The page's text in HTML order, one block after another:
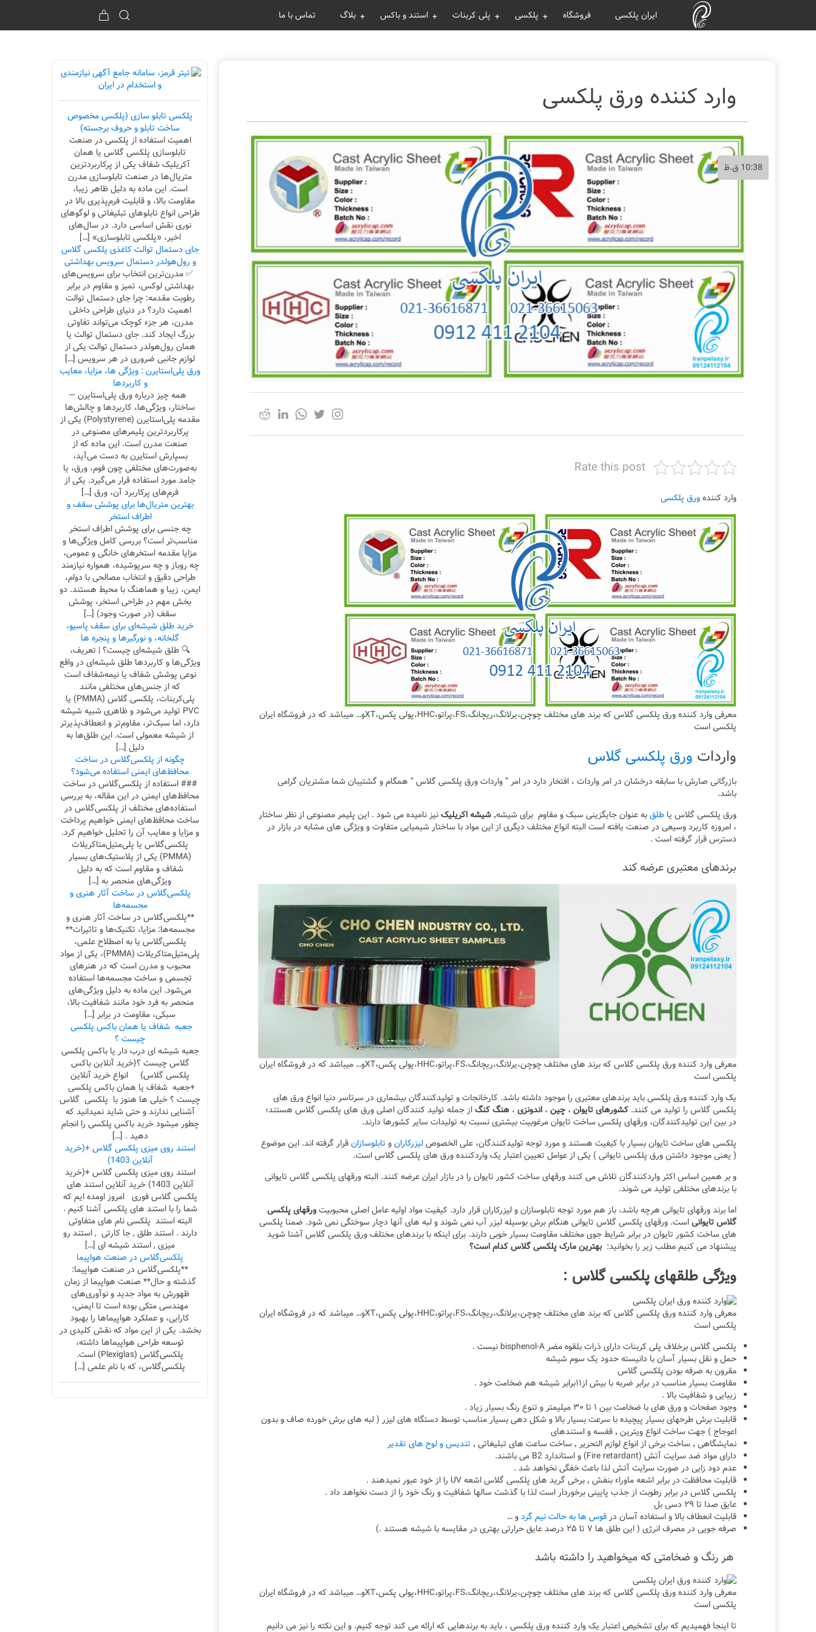
ایران پلکسی فروشگاه پلکسی پلی کربنات استند و باکس بلاگ تماس با ما
وارد کننده ورق پلکسی
10:38 ق.ظ
Rate this post
وارد کنندهورق پلکسی
معرفی وارد کننده ورق پلکسی گلاس که برند های مختلف چوچن،یرلانگ،ریچانگ،FS،پراتو،HHC،پولی پکس،XTو… میباشد که در فروشگاه ایران
پلکسی است
واردات ورق پلکسی گلاس
بازرگانی صارش با سابقه درخشان در امر واردات ، افتخار دارد در امر ” واردات ورق پلکسی گلاس ” همگام و گشتیبان شما مشتریان گرامی
باشد.
ورق پلکسی گلاس یا طلقبه عنوان جایگزینی سبک و مقاوم برای شیشه٬ شیشه اکریلیکنیز نامیده می شود . این پلیمر مصنوعی از نظر ساختار
، امروزه کاربرد وسیعی در صنعت یافته است البته انواع مختلف دیگری از این مواد با ساختار شیمیایی متفاوت و ویژگی های مشابه در بازار در
دسترس قرار گرفته است .
برندهای معتبری عرضه کند
معرفی وارد کننده ورق پلکسی گلاس که برند های مختلف چوچن،یرلانگ،ریچانگ،FS،پراتو،HHC،پولی پکس،XTو… میباشد که در فروشگاه ایران
پلکسی است
یک وارد کننده ورق پلکسی باید برندهای معتبری را موجود داشته باشد. کارخانجات و تولیدکنندگان بیشماری در سرتاسر دنیا انواع ورق های
پلکسی گلاس را تولید می کنند. کشورهای تایوان ، چین ، اندونزی ، هنگ کنگاز جمله تولید کنندگان اصلی ورق های پلکسی گلاس هستند؛
در بین این تولیدکنندگان، ورقهای پلکسی ساخت تایوان مرغوبیت بیشتری نسبت به تولیدات سایر کشورها دارند.
پلکسی های ساخت تایوان بسیار با کیفیت هستند و مورد توجه تولیدکنندگان، علی الخصوصلیزرکارانو تابلوسازانقرار گرفته اند. این موضوع
( یعنی موجود داشتن ورق پلکسی تایوانی ) یکی از عوامل تعیین اعتبار یک واردکننده ورق های پلکسی گلاس است.
و بر همین اساس اکثر واردکنندگان تلاش می کنند ورقهای ساخت کشور تایوان را در بازار ایران عرضه کنند. البته ورقهای پلکسی گلاس تایوانی
با برندهای مختلفی تولید می شوند.
اما برند ورقهای تایوانی هرچه باشد، باز هم مورد توجه تابلوسازان و لیزرکاران قرار دارد. کیفیت مواد اولیه عامل اصلی محبوبیتورقهای پلکسی
گلاس تایوانیاست. ورقهای پلکسی گلاس تایوانی هنگام برش بوسیله لیزر آب نمی شوند و لبه های آنها دچار سوختگی نمی شود. ضمنا پلکسی
های ساخت کشور تایوان در برابر شرایط جوی مختلف مقاومت بسیار خوبی دارند. برای اینکه با برندهای مختلف ورق پلکسی گلاس آشنا شوید
پیشنهاد می کنیم مطلب زیر را بخوانید:بهترین مارک پلکسی گلاس کدام است؟
ویژگی طلقهای پلکسی گلاس :
معرفی وارد کننده ورق پلکسی گلاس که برند های مختلف چوچن،یرلانگ،ریچانگ،FS،پراتو،HHC،پولی پکس،XTو… میباشد که در فروشگاه ایران
پلکسی است
پلکسی گلاس برخلاف پلی کربنات دارای ذرات بلقوه مضر bisphenol-A نیست .
حمل و نقل بسیار آسان با دانیسته حدود یک سوم شیشه
مقرون به صرفه بودن پلکسی گلاس
مقاومت بسیار مناسب در برابر ضربه با بیش از۱۱برابر شیشه هم ضخامت خود .
زیبایی و شفافیت بالا .
وجود صفحات و ورق های با ضخامت بین ۱ تا ۳۰ میلیمتر و تنوع رنگ بسیار زیاد .
قابلیت برش طرحهای بسیار پیچیده با سرعت بسیار بالا و شکل دهی بسیار مناسب توسط دستگاه های لیزر ( لبه های برش خورده صاف و بدون
اعوجاج ) جهت ساخت انواع ویترین ٬ قفسه و استندهای
نمایشگاهی ٬ ساخت برخی از انواع لوازم التحریر ٬ ساخت ساعت های تبلیغاتی ٬
تندیس و لوح های تقدیر
دارای مواد ضد سرایت آتش (Fire retardant) و استاندارد B2 می باشند.
عدم دود زایی در صورت سرایت آتش لذا باعث خفگی نخواهد شد .
قابلیت محافظت در برابر اشعه ماوراء بنفش ٬ برخی گرید های پلکسی گلاس اشعه UV را از خود عبور نمیدهند .
پلکسی گلاس در برابر رطوبت از جذب پایینی برخوردار است لذا با گذشت سالها شفافیت و رنگ خود را از دست نخواهد داد .
عایق صدا تا ۲۹ دسی بل
قابلیت انعطاف بالا و استفاده آسان در قوس ها به حالت نیم گردو …
صرفه جویی در مصرف انرژی ( این طلق ها ۷ تا ۲۵ درصد عایق حرارتی بهتری در مقایسه با شیشه هستند .)
هر رنگ و ضخامتی که میخواهید را داشته باشد
معرفی وارد کننده ورق پلکسی گلاس که برند های مختلف چوچن،یرلانگ،ریچانگ،FS،پراتو،HHC،پولی پکس،XTو… میباشد که در فروشگاه ایران
پلکسی است
تا اینجا فهمیدیم که برای تشخیص اعتبار یک وارد کننده ورق پلکسی ، باید به برندهایی که ارائه می کند توجه کنیم. و این نکته را نیز می دانیم
پلکسی تابلو سازی (پلکسی مخصوص
ساخت تابلو و حروف برجسته)
اهمیت استفاده از پلکسی در صنعت
تابلوسازی پلکسی گلاس یا همان
آکریلیک شفاف یکی از پرکاربردترین
متریال‌ها در صنعت تابلوسازی مدرن
است. این ماده به دلیل ظاهر زیبا،
مقاومت بالا، و قابلیت فرم‌پذیری بالا در
طراحی انواع تابلوهای تبلیغاتی و لوگوهای
نوری نقش اساسی دارد. در سال‌های
اخیر، «پلکسی تابلوسازی» […]
جای دستمال توالت کاغذی پلکسی گلاس
و رول‌هولدر دستمال سرویس بهداشتی
✅ مدرن‌ترین انتخاب برای سرویس‌های
بهداشتی لوکس، تمیز و مقاوم در برابر
رطوبت مقدمه: چرا جای دستمال توالت
اهمیت دارد؟ در دنیای طراحی داخلی
مدرن، هر جزء کوچک می‌تواند تفاوتی
بزرگ ایجاد کند. جای دستمال توالت یا
همان رول‌هولدر دستمال توالت یکی از
لوازم جانبی ضروری در هر سرویس […]
ورق‌ پلی‌استایرن : ویژگی ها، مزایا، معایب
و کاربردها
همه چیز درباره ورق پلی‌استایرن —
ساختار، ویژگی‌ها، کاربردها و چالش‌ها
مقدمه پلی‌استایرن (Polystyrene) یکی از
پرکاربردترین پلیمرهای مصنوعی در
صنعت مدرن است. این ماده که از
بسپارش استایرن به دست می‌آید،
به‌صورت‌های مختلفی چون فوم، ورق، یا
جامد مورد استفاده قرار می‌گیرد. یکی از
فرم‌های پرکاربرد آن، ورق […]
بهترین متریال‌ها برای پوشش سقف و
اطراف استخر
چه جنسی برای پوشش اطراف استخر
مناسب‌تر است؟ بررسی کامل ویژگی‌ها و
مزایا مقدمه استخرهای خانگی و عمومی،
چه روباز و چه سرپوشیده، همواره نیازمند
طراحی دقیق و انتخاب مصالحی با دوام،
ایمن، زیبا و هماهنگ با محیط هستند. دو
بخش مهم در طراحی استخر، پوشش
سقف (در صورت وجود) […]
خرید طلق شیشه‌ای برای سقف پاسیو،
گلخانه، و نورگیرها و پنجره ها
🔍 طلق شیشه‌ای چیست؟ | تعریف،
ویژگی‌ها و کاربردها طلق شیشه‌ای در واقع
نوعی پوشش شفاف یا نیمه‌شفاف است
که از جنس‌های مختلفی مانند
پلی‌کربنات، پلکسی گلاس (PMMA) یا
PVC تولید می‌شود و ظاهری شبیه شیشه
دارد، اما سبک‌تر، مقاوم‌تر و انعطاف‌پذیرتر
از شیشه معمولی است. این طلق‌ها به
دلیل […]
چگونه از پلکسی‌گلاس در ساخت
محافظ‌های ایمنی استفاده می‌شود؟
### استفاده از پلکسی‌گلاس در ساخت
محافظ‌های ایمنی در این مقاله، به بررسی
استفاده‌های مختلف از پلکسی‌گلاس در
ساخت محافظ‌های ایمنی خواهیم پرداخت
و مزایا و معایب آن را تحلیل خواهیم کرد.
پلکسی‌گلاس یا پلی‌متیل‌متاکریلات
(PMMA) یکی از پلاستیک‌های بسیار
شفاف و مقاوم است که به دلیل
ویژگی‌های منحصر به […]
پلکسی‌گلاس در ساخت آثار هنری و
مجسمه‌ها
**پلکسی‌گلاس در ساخت آثار هنری و
مجسمه‌ها: مزایا، تکنیک‌ها و تاثیرات**
پلکسی‌گلاس یا به اصطلاح علمی،
پلی‌متیل‌متاکریلات (PMMA)، یکی از مواد
محبوب و مدرن است که در هنرهای
تجسمی و ساخت مجسمه‌ها استفاده
می‌شود. این ماده به دلیل ویژگی‌های
منحصر به فرد خود مانند شفافیت بالا،
سبکی، مقاومت در برابر […]
جعبه شفاف یا همان باکس پلکسی
چیست ؟
جعبه شیشه ای درب دار یا باکس پلکسی
گلاس چیست ؟{خرید آنلاین باکس
پلکسی گلاس} انواع خرید آنلاین
+جعبه شفاف یا همان باکس پلکسی
چیست ؟ خیلی ها هنوز با پلکسی گلاس
آشنایی ندارند و حتی شاید نمیدانید که
چطور میشود خرید باکس پلکسی را انجام
دهید . […]
استند روی میزی پلکسی گلاس +(خرید
آنلاین 1403)
استند روی میزی پلکسی گلاس +(خرید
آنلاین 1403) خرید آنلاین استند های
پلکسی گلاس فوری امروز اومده ایم که
شما را با استند های پلکسی آشنا کنیم .
البته استند پلکسی نام های متفاوتی
دارند . استند طلق , جا کارتی , استند رو
میزی , استند شیشه ای […]
پلکسی‌گلاس در صنعت هواپیما
**پلکسی‌گلاس در صنعت هواپیما:
گذشته و حال** صنعت هواپیما از زمان
ظهورش به مواد جدید و نوآوری‌های
مهندسی متکی بوده است تا ایمنی،
کارایی، و عملکرد هواپیماها را بهبود
بخشد. یکی از این مواد که نقش کلیدی در
توسعه طراحی هواپیماها داشته،
پلکسی‌گلاس (Plexiglas) است.
پلکسی‌گلاس، که با نام علمی […]